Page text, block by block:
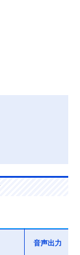
音声出力